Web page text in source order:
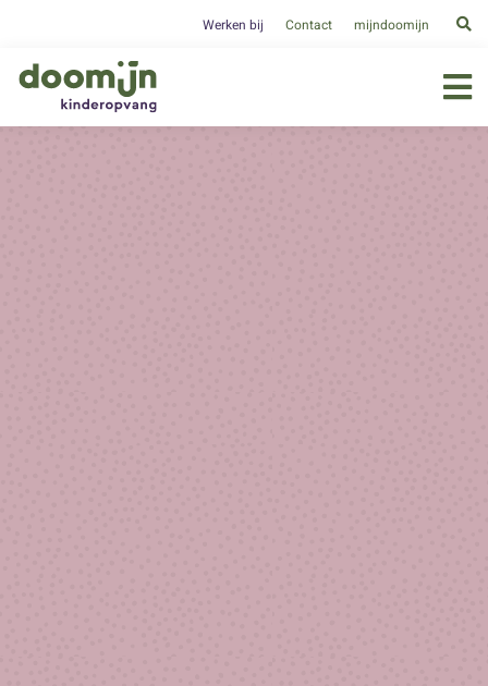
Werken bij Contact mijndoomijn